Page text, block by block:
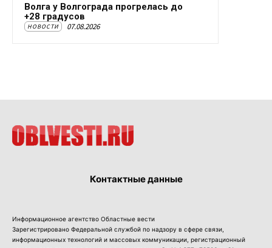
Волга у Волгограда прогрелась до
+28 градусов
НОВОСТИ 07.08.2026
Контактные данные
Информационное агентство Областные вести
Зарегистрировано Федеральной службой по надзору в сфере связи,
информационных технологий и массовых коммуникации, регистрационный